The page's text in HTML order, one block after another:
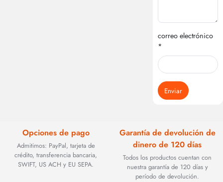
correo electrónico
*
Enviar
Opciones de pago
Admitimos: PayPal, tarjeta de
crédito, transferencia bancaria,
SWIFT, US ACH y EU SEPA.
Garantía de devolución de
dinero de 120 días
Todos los productos cuentan con
nuestra garantía de 120 días y
período de devolución.